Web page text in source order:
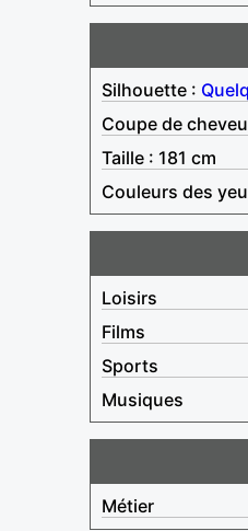
Silhouette :
Coupe de
Taille : 181 cm
Couleurs des
Loisirs
Films
Sports
Musiques
Métier